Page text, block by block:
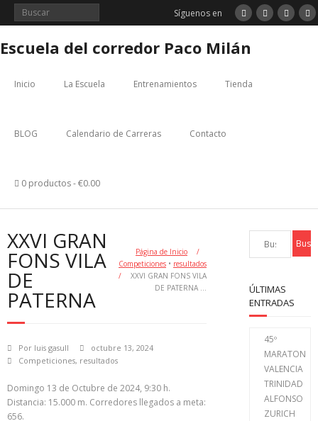
Saltar
Síguenos en
Escuela del corredor Paco Milán
Inicio La Escuela Entrenamientos Tienda
BLOG Calendario de Carreras Contacto
0 productos €0.00
XXVI GRAN
FONS VILA
DE
PATERNA
Página de Inicio
/
Competiciones • resultados
/
XXVI GRAN FONS VILA
DE PATERNA …
Por luis gasull
octubre 13, 2024
Competiciones, resultados
Domingo 13 de Octubre de 2024, 9:30 h.
Distancia: 15.000 m. Corredores llegados a meta:
656.
ÚLTIMAS
ENTRADAS
45º
MARATON
VALENCIA
TRINIDAD
ALFONSO
ZURICH